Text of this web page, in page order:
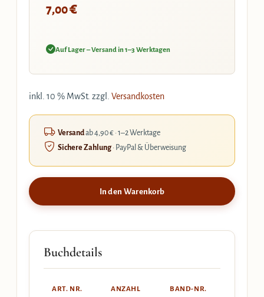
7,00€
Auf Lager – Versand in 1–3 Werktagen
inkl. 10 % MwSt. zzgl. Versandkosten
Versandab 4,90 € · 1–2 Werktage
Sichere Zahlung· PayPal & Überweisung
In den Warenkorb
Buchdetails
ART. NR.
ANZAHL
BAND-NR.